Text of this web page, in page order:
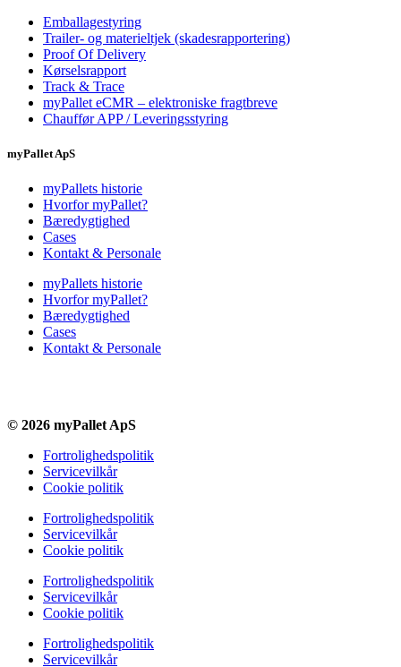
Emballagestyring
Trailer- og materieltjek (skadesrapportering)
Proof Of Delivery
Kørselsrapport
Track & Trace
myPallet eCMR – elektroniske fragtbreve
Chauffør APP / Leveringsstyring
myPallet ApS
myPallets historie
Hvorfor myPallet?
Bæredygtighed
Cases
Kontakt & Personale
myPallets historie
Hvorfor myPallet?
Bæredygtighed
Cases
Kontakt & Personale
© 2026 myPallet ApS
Fortrolighedspolitik
Servicevilkår
Cookie politik
Fortrolighedspolitik
Servicevilkår
Cookie politik
Fortrolighedspolitik
Servicevilkår
Cookie politik
Fortrolighedspolitik
Servicevilkår